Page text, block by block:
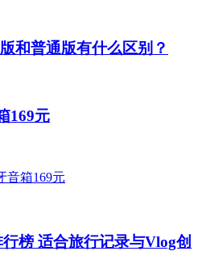
和普通版有什么区别？
169元
榜 适合旅行记录与Vlog创